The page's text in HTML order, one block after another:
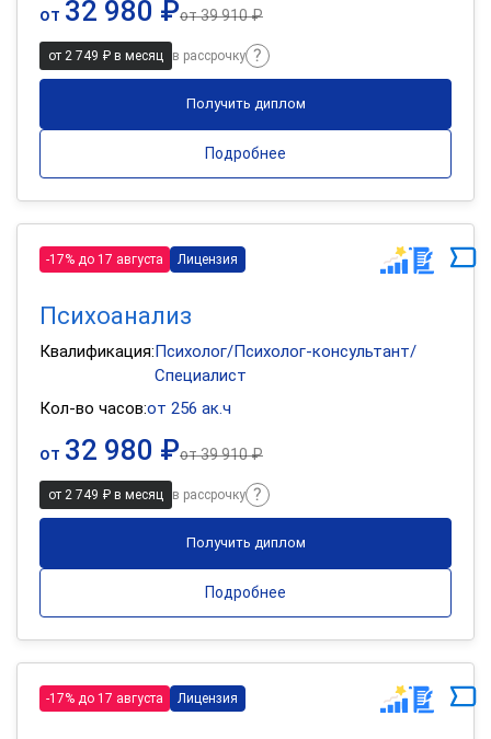
от 32 980 ₽от39 910 ₽
от 2 749 ₽ в месяц в рассрочку
Получить диплом
Подробнее
-17% до 17 августа Лицензия
Психоанализ
Квалификация:Психолог/Психолог-консультант/
Специалист
Кол-во часов:от 256 ак.ч
от 32 980 ₽от39 910 ₽
от 2 749 ₽ в месяц в рассрочку
Получить диплом
Подробнее
-17% до 17 августа Лицензия